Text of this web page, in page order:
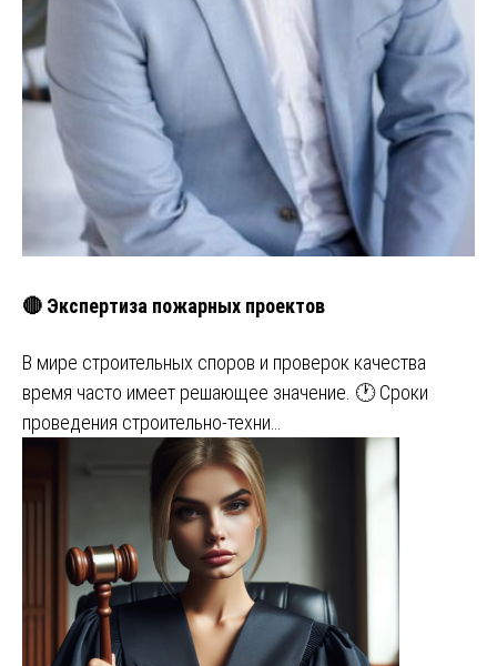
🔴 Экспертиза пожарных проектов
В мире строительных споров и проверок качества
время часто имеет решающее значение. 🕐 Сроки
проведения строительно-техни…